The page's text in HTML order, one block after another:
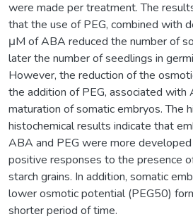
were made per treatment. The
that the use of PEG, combined with
μM of ABA reduced the number of
later the number of seedlings in
However, the reduction of the
the addition of PEG, associated with
maturation of somatic embryos. The
histochemical results indicate that
ABA and PEG were more developed
positive responses to the presence
starch grains. In addition, somatic
lower osmotic potential (PEG50)
shorter period of time.